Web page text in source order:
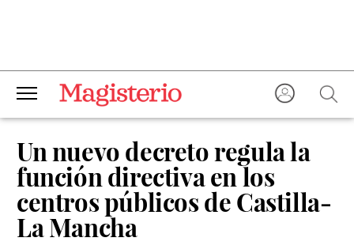
Un nuevo decreto regula la
función directiva en los
centros públicos de Castilla-
La Mancha